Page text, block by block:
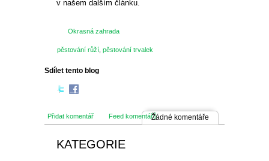
v našem dalším článku.
Okrasná zahrada
pěstování růží pěstování trvalek
Sdílet tento blog
Přidat komentář Feed komentářůŽádné komentáře
KATEGORIE